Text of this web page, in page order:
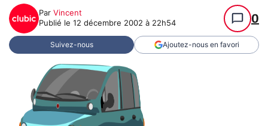
Par Vincent
Publié le 12 décembre 2002 à 22h54 0
Suivez-nous Ajoutez-nous en favori